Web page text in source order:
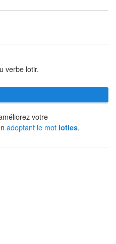
verbe lotir.
votre
adoptant le mot loties.